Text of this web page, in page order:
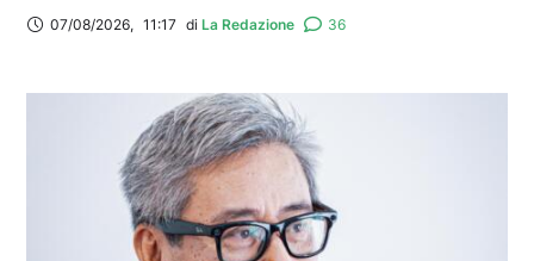
07/08/2026, 11:17 di La Redazione 36